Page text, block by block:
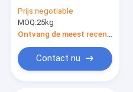
Prijs:negotiable
MOQ:25kg
Contact nu